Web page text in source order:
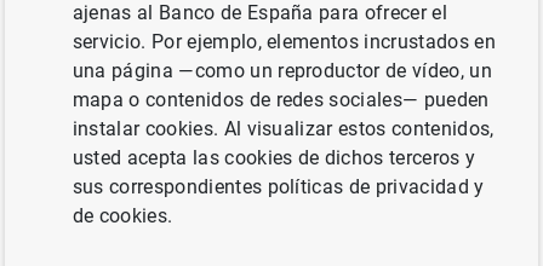
Por un lado, elaño base pasa de 2021 a 2025.
Por otro lado, se adopta la clasificación de bienes y
servicios COICOP 2018, en sustitución de la anterior
clasificación ECOICOP.
Como consecuencia de estos cambios, se han
actualizado los cuadros del IPC (
ajenas al Banco de España para ofrecer el
servicio. Por ejemplo, elementos incrustados en
una página —como un reproductor de vídeo, un
mapa o contenidos de redes sociales— pueden
instalar cookies. Al visualizar estos contenidos,
usted acepta las cookies de dichos terceros y
sus correspondientes políticas de privacidad y
de cookies.